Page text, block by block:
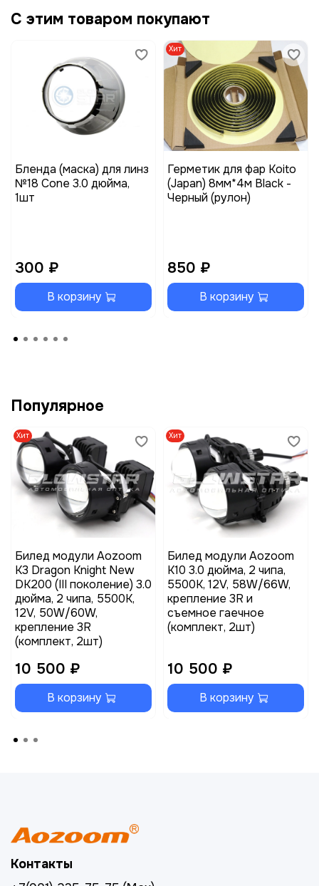
С этим товаром покупают
Бленда (маска) для линз
№18 Cone 3.0 дюйма,
1шт
300 ₽
В корзину
Хит
Герметик для фар Koito
(Japan) 8мм*4м Black -
Черный (рулон)
850 ₽
В корзину
Популярное
Хит
Билед модули Aozoom
K3 Dragon Knight New
DK200 (III поколение) 3.0
дюйма, 2 чипа, 5500K,
12V, 50W/60W,
крепление 3R
(комплект, 2шт)
10 500 ₽
В корзину
Хит
Билед модули Aozoom
K10 3.0 дюйма, 2 чипа,
5500K, 12V, 58W/66W,
крепление 3R и
съемное гаечное
(комплект, 2шт)
10 500 ₽
В корзину
Контакты